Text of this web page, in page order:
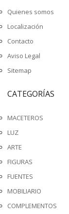
Quienes somos
Localización
Contacto
Aviso Legal
Sitemap
CATEGORÍAS
MACETEROS
LUZ
ARTE
FIGURAS
FUENTES
MOBILIARIO
COMPLEMENTOS